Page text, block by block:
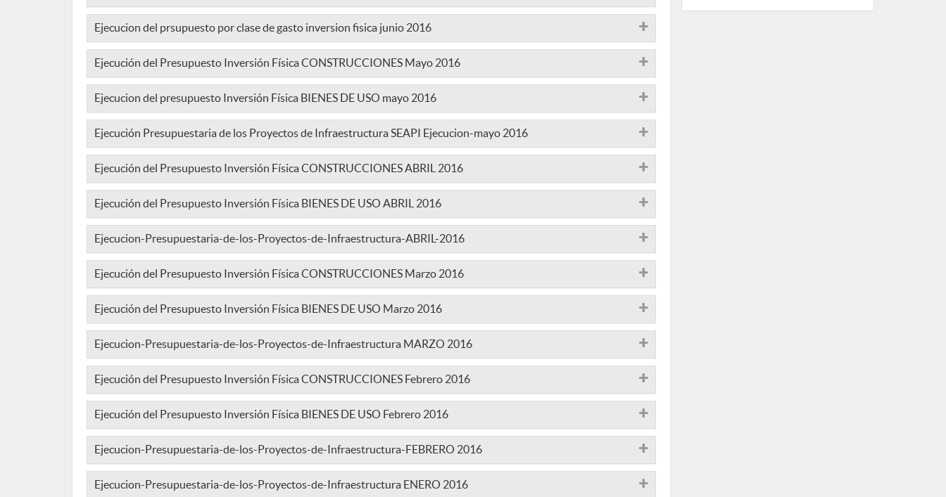
Ejecucion del prsupuesto por clase de gasto inversion fisica junio 2016
Ejecución del Presupuesto Inversión Física CONSTRUCCIONES Mayo 2016
Ejecucion del presupuesto Inversión Física BIENES DE USO mayo 2016
Ejecución Presupuestaria de los Proyectos de Infraestructura SEAPI Ejecucion-mayo 2016
Ejecución del Presupuesto Inversión Física CONSTRUCCIONES ABRIL 2016
Ejecución del Presupuesto Inversión Física BIENES DE USO ABRIL 2016
Ejecucion-Presupuestaria-de-los-Proyectos-de-Infraestructura-ABRIL-2016
Ejecución del Presupuesto Inversión Física CONSTRUCCIONES Marzo 2016
Ejecución del Presupuesto Inversión Física BIENES DE USO Marzo 2016
Ejecucion-Presupuestaria-de-los-Proyectos-de-Infraestructura MARZO 2016
Ejecución del Presupuesto Inversión Física CONSTRUCCIONES Febrero 2016
Ejecución del Presupuesto Inversión Física BIENES DE USO Febrero 2016
Ejecucion-Presupuestaria-de-los-Proyectos-de-Infraestructura-FEBRERO 2016
Ejecucion-Presupuestaria-de-los-Proyectos-de-Infraestructura ENERO 2016